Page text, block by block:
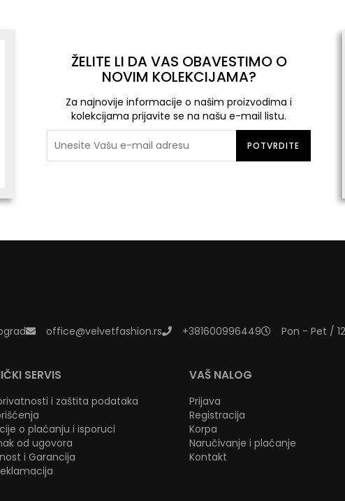
ŽELITE LI DA VAS OBAVESTIMO O
NOVIM KOLEKCIJAMA?
Za najnovije informacije o našim proizvodima i
kolekcijama prijavite se na našu e-mail listu.
POTVRDITE
office@velvetfashion.rs +381600996449 Pon - Pet /
SERVIS
i zaštita podataka
o plaćanju i isporuci
od ugovora
i Garancija
VAŠ NALOG
Prijava
Registracija
Korpa
Naručivanje i plaćanje
Kontakt